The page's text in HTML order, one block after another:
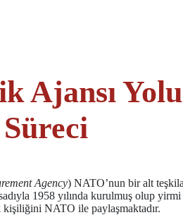
Ajansı
Agency) NATO’nun bir alt
1958 yılında kurulmuş olup
kişiliğini NATO ile paylaşmaktadır.